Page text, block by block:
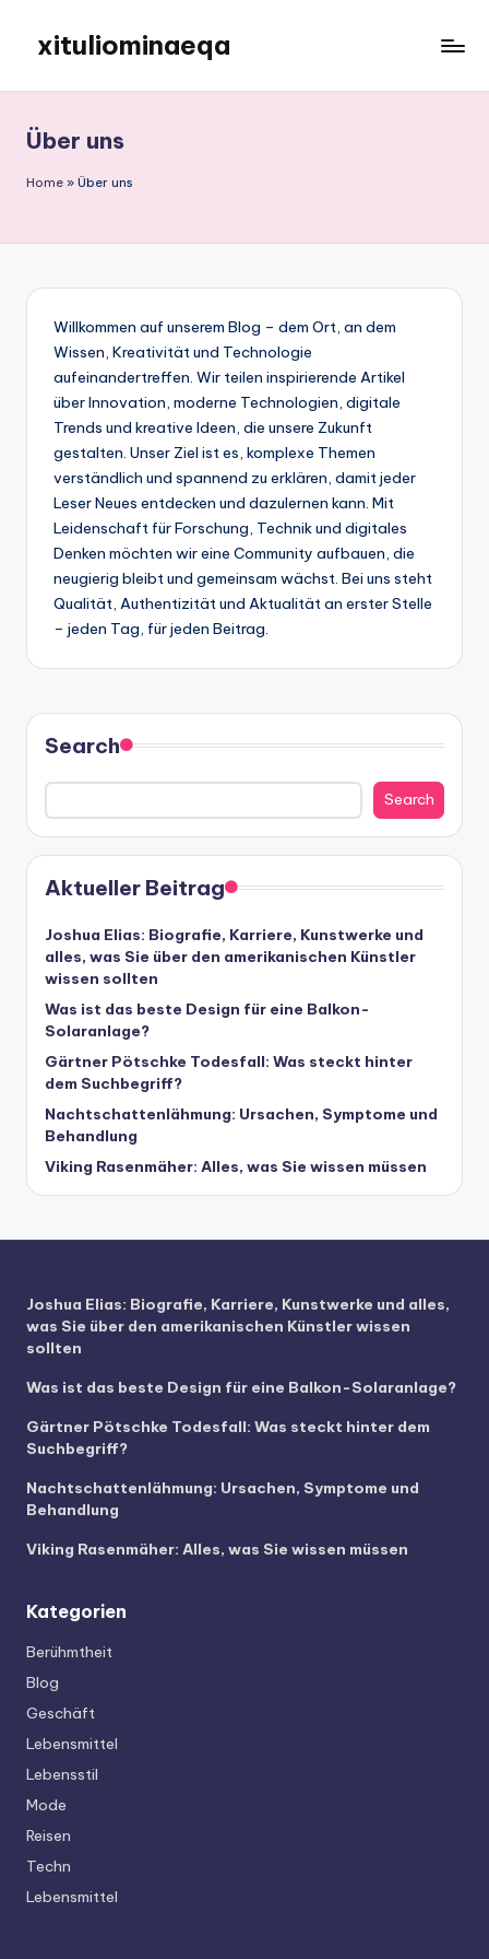
content
xituliominaeqa
Über uns
Home » Über uns
Willkommen auf unserem Blog – dem Ort, an dem
Wissen, Kreativität und Technologie
aufeinandertreffen. Wir teilen inspirierende Artikel
über Innovation, moderne Technologien, digitale
Trends und kreative Ideen, die unsere Zukunft
gestalten. Unser Ziel ist es, komplexe Themen
verständlich und spannend zu erklären, damit jeder
Leser Neues entdecken und dazulernen kann. Mit
Leidenschaft für Forschung, Technik und digitales
Denken möchten wir eine Community aufbauen, die
neugierig bleibt und gemeinsam wächst. Bei uns steht
Qualität, Authentizität und Aktualität an erster Stelle
– jeden Tag, für jeden Beitrag.
Search
Search
Aktueller Beitrag
Joshua Elias: Biografie, Karriere, Kunstwerke und
alles, was Sie über den amerikanischen Künstler
wissen sollten
Was ist das beste Design für eine Balkon-
Solaranlage?
Gärtner Pötschke Todesfall: Was steckt hinter
dem Suchbegriff?
Nachtschattenlähmung: Ursachen, Symptome und
Behandlung
Viking Rasenmäher: Alles, was Sie wissen müssen
Joshua Elias: Biografie, Karriere, Kunstwerke und alles,
was Sie über den amerikanischen Künstler wissen
sollten
Was ist das beste Design für eine Balkon-Solaranlage?
Gärtner Pötschke Todesfall: Was steckt hinter dem
Suchbegriff?
Nachtschattenlähmung: Ursachen, Symptome und
Behandlung
Viking Rasenmäher: Alles, was Sie wissen müssen
Kategorien
Berühmtheit
Blog
Geschäft
Lebensmittel
Lebensstil
Mode
Reisen
Techn
Lebensmittel